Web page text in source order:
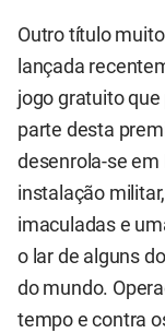
Outro título
lançada
jogo gratuito
parte desta
desenrola-se em
instalação
imaculadas e
o lar de alguns
do mundo.
tempo e contra